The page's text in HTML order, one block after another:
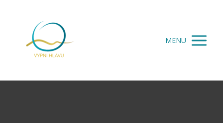
MENU